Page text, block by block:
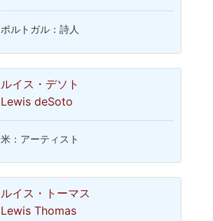
ポルトガル：詩人
ルイス・デソト
Lewis deSoto
米：アーティスト
ルイス・トーマス
Lewis Thomas